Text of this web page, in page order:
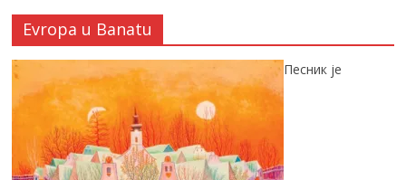
Evropa u Banatu
Песник је